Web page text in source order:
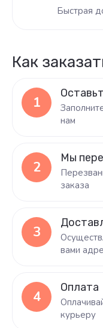
Быстрая
Как
1
нам
2
Мы
заказа
3
вами
4
Оплата
курьеру